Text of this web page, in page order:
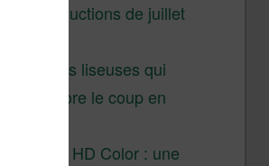
Vivlio – réductions de juillet
3 anciennes liseuses qui
valent encore le coup en
Vivlio Light HD Color : une